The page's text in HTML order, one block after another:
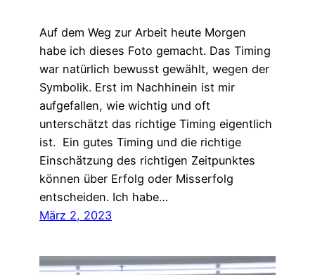
Auf dem Weg zur Arbeit heute Morgen
habe ich dieses Foto gemacht. Das Timing
war natürlich bewusst gewählt, wegen der
Symbolik. Erst im Nachhinein ist mir
aufgefallen, wie wichtig und oft
unterschätzt das richtige Timing eigentlich
ist. Ein gutes Timing und die richtige
Einschätzung des richtigen Zeitpunktes
können über Erfolg oder Misserfolg
entscheiden. Ich habe…
März 2, 2023